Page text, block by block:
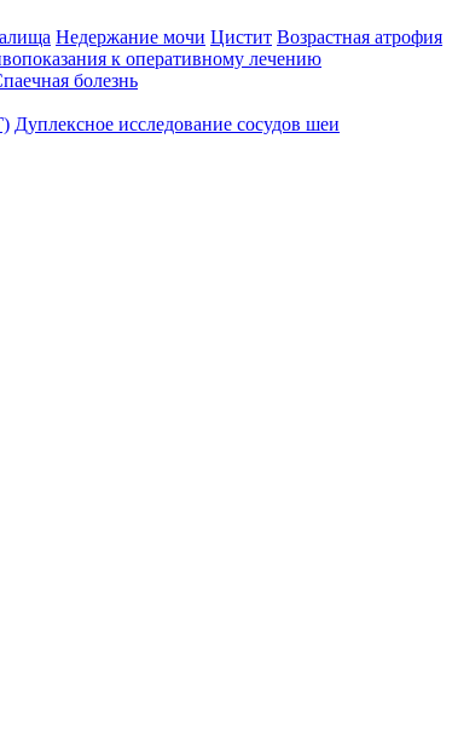
Недержание мочи Цистит Возрастная атрофия
к оперативному лечению
болезнь
Дуплексное исследование сосудов шеи